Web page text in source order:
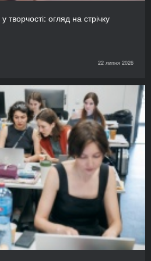
творчості: огляд на стрічку
22 липня 2026